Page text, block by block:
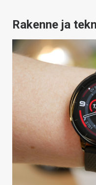
Rakenne ja